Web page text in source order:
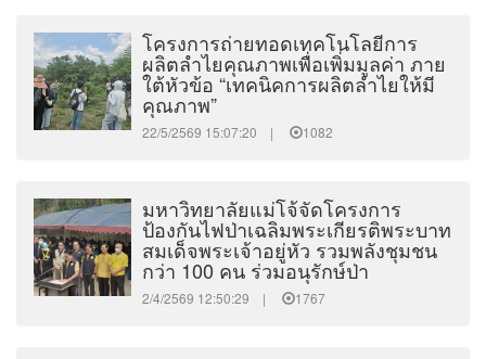
โครงการถ่ายทอดเทคโนโลยีการ
ผลิตลำไยคุณภาพเพื่อเพิ่มมูลค่า ภาย
ใต้หัวข้อ “เทคนิคการผลิตลำไยให้มี
คุณภาพ”
22/5/2569 15:07:20 | 1082
มหาวิทยาลัยแม่โจ้จัดโครงการ
ป้องกันไฟป่าเฉลิมพระเกียรติพระบาท
สมเด็จพระเจ้าอยู่หัว รวมพลังชุมชน
กว่า 100 คน ร่วมอนุรักษ์ป่า
2/4/2569 12:50:29 | 1767